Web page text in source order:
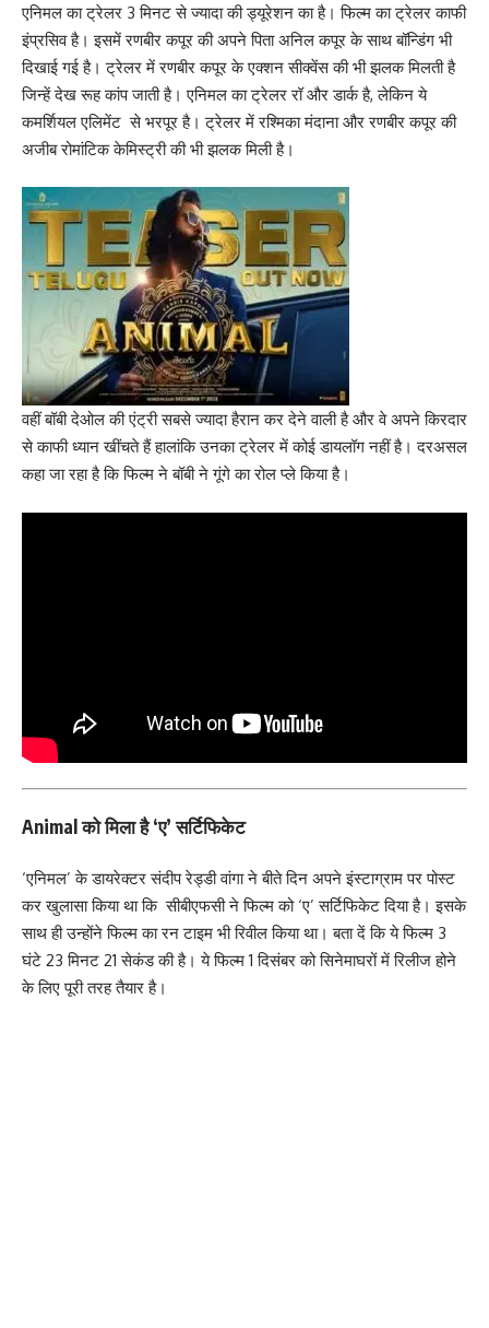
एनिमल का ट्रेलर 3 मिनट से ज्यादा की ड्यूरेशन का है। फिल्म का ट्रेलर काफी
इंप्रसिव है। इसमें रणबीर कपूर की अपने पिता अनिल कपूर के साथ बॉन्डिंग भी
दिखाई गई है। ट्रेलर में रणबीर कपूर के एक्शन सीक्वेंस की भी झलक मिलती है
जिन्हें देख रूह कांप जाती है। एनिमल का ट्रेलर रॉ और डार्क है, लेकिन ये
कमर्शियल एलिमेंट से भरपूर है। ट्रेलर में रश्मिका मंदाना और रणबीर कपूर की
अजीब रोमांटिक केमिस्ट्री की भी झलक मिली है।
वहीं बॉबी देओल की एंट्री सबसे ज्यादा हैरान कर देने वाली है और वे अपने किरदार
से काफी ध्यान खींचते हैं हालांकि उनका ट्रेलर में कोई डायलॉग नहीं है। दरअसल
कहा जा रहा है कि फिल्म ने बॉबी ने गूंगे का रोल प्ले किया है।
Animal को मिला है ‘ए’ सर्टिफिकेट
‘एनिमल’ के डायरेक्टर संदीप रेड्डी वांगा ने बीते दिन अपने इंस्टाग्राम पर पोस्ट
कर खुलासा किया था कि सीबीएफसी ने फिल्म को ‘ए’ सर्टिफिकेट दिया है। इसके
साथ ही उन्होंने फिल्म का रन टाइम भी रिवील किया था। बता दें कि ये फिल्म 3
घंटे 23 मिनट 21 सेकंड की है। ये फिल्म 1 दिसंबर को सिनेमाघरों में रिलीज होने
के लिए पूरी तरह तैयार है।